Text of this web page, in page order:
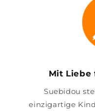
Mit Liebe
Suebidou
einzigartige